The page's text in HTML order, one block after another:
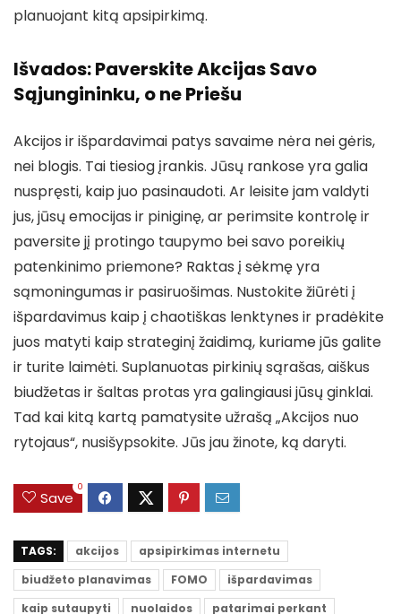
planuojant kitą apsipirkimą.
Išvados: Paverskite Akcijas Savo
Sąjungininku, o ne Priešu
Akcijos ir išpardavimai patys savaime nėra nei gėris,
nei blogis. Tai tiesiog įrankis. Jūsų rankose yra galia
nuspręsti, kaip juo pasinaudoti. Ar leisite jam valdyti
jus, jūsų emocijas ir piniginę, ar perimsite kontrolę ir
paversite jį protingo taupymo bei savo poreikių
patenkinimo priemone? Raktas į sėkmę yra
sąmoningumas ir pasiruošimas. Nustokite žiūrėti į
išpardavimus kaip į chaotiškas lenktynes ir pradėkite
juos matyti kaip strateginį žaidimą, kuriame jūs galite
ir turite laimėti. Suplanuotas pirkinių sąrašas, aiškus
biudžetas ir šaltas protas yra galingiausi jūsų ginklai.
Tad kai kitą kartą pamatysite užrašą „Akcijos nuo
rytojaus“, nusišypsokite. Jūs jau žinote, ką daryti.
Save
0
TAGS: akcijos
apsipirkimas internetu
biudžeto planavimas
FOMO
išpardavimas
kaip sutaupyti
nuolaidos patarimai perkant